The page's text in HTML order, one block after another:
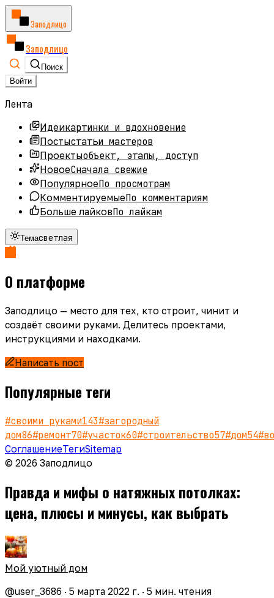
Заподлицо
Заподлицо
Поиск
Войти
Лента
Идеикартинки и вдохновение
Постыстатьи мастеров
Проектыобъект, этапы, доступ
НовоеСначала свежие
ПопулярноеПо просмотрам
КомментируемыеПо комментариям
Больше лайковПо лайкам
Темасветлая
О платформе
Заподлицо — место для тех, кто строит, чинит и
создаёт своими руками. Делитесь проектами,
инструкциями и находками.
Написать пост
Популярные теги
#своими руками143#загородный
дом86#ремонт70#участок60#строительство57#дом54#
СоглашениеТегиSitemap
© 2026 Заподлицо
Правда и мифы о натяжных потолках:
цена, плюсы и минусы, как выбрать
Мой уютный дом
@user_3686 · 5 марта 2022 г. · 5 мин. чтения